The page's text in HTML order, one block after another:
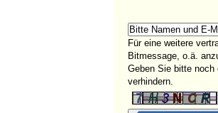
Für eine weitere
Bitmessage, o.ä.
Geben Sie bitte
verhindern.